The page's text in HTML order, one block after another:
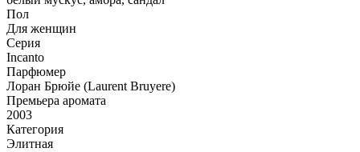
Пол
Для женщин
Серия
Incanto
Парфюмер
Лоран Брюйе (Laurent Bruyere)
Премьера аромата
2003
Категория
Элитная